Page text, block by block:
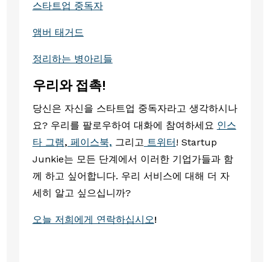
스타트업 중독자
앰버 태거드
정리하는 병아리들
우리와 접촉!
당신은 자신을 스타트업 중독자라고 생각하시나
요? 우리를 팔로우하여 대화에 참여하세요 인스
타 그램, 페이스북, 그리고 트위터! Startup
Junkie는 모든 단계에서 이러한 기업가들과 함
께 하고 싶어합니다. 우리 서비스에 대해 더 자
세히 알고 싶으십니까?
오늘 저희에게 연락하십시오!